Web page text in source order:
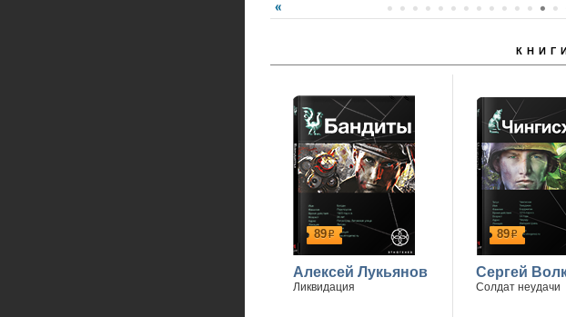
89р
Алексей Лукьянов
Ликвидация
89р
Сергей
Солдат неудачи